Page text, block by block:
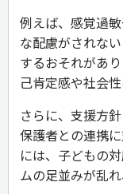
例えば、感覚過
な配慮がされな
するおそれがあ
己肯定感や社会
さらに、支援方
保護者との連携
には、子どもの
ムの足並みが乱